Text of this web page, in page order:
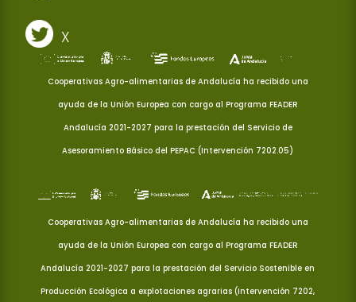
X
Cooperativas Agro-alimentarias de Andalucía ha recibido una
ayuda de la Unión Europea con cargo al Programa FEADER
Andalucía 2021-2027 para la prestación del Servicio de
Asesoramiento Básico del PEPAC (Intervención 7202.05)
Cooperativas Agro-alimentarias de Andalucía ha recibido una
ayuda de la Unión Europea con cargo al Programa FEADER
Andalucía 2021-2027 para la prestación del Servicio Sostenible en
Producción Ecológica a explotaciones agrarias (Intervención 7202,